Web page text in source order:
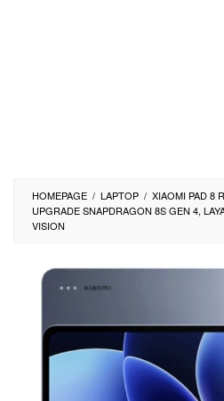
HOMEPAGE / LAPTOP / XIAOMI PAD 8
UPGRADE SNAPDRAGON 8S GEN 4,
VISION